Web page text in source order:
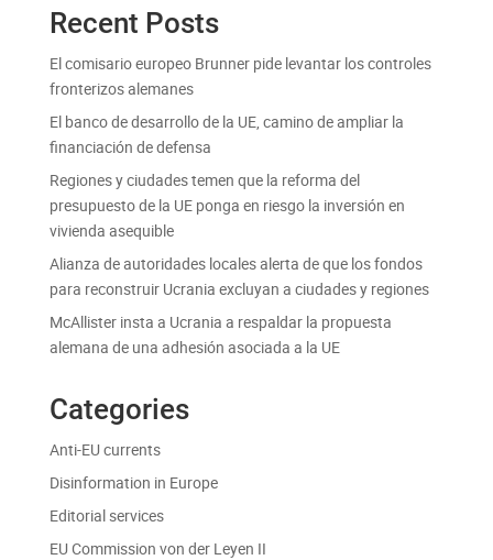
Recent Posts
El comisario europeo Brunner pide levantar los controles
fronterizos alemanes
El banco de desarrollo de la UE, camino de ampliar la
financiación de defensa
Regiones y ciudades temen que la reforma del
presupuesto de la UE ponga en riesgo la inversión en
vivienda asequible
Alianza de autoridades locales alerta de que los fondos
para reconstruir Ucrania excluyan a ciudades y regiones
McAllister insta a Ucrania a respaldar la propuesta
alemana de una adhesión asociada a la UE
Categories
Anti-EU currents
Disinformation in Europe
Editorial services
EU Commission von der Leyen II